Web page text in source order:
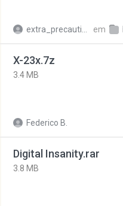
em
X-23x.7z
3.4 MB
Federico B.
Digital Insanity.rar
3.8 MB